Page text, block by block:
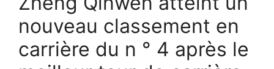
nouveau classement en
carrière du n ° 4 après le